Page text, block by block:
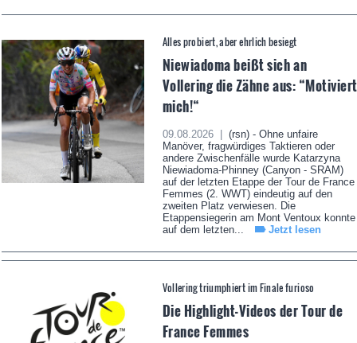
Alles probiert, aber ehrlich besiegt
Niewiadoma beißt sich an
Vollering die Zähne aus: “Motiviert
mich!“
09.08.2026 |
(rsn) - Ohne unfaire
Manöver, fragwürdiges Taktieren oder
andere Zwischenfälle wurde Katarzyna
Niewiadoma-Phinney (Canyon - SRAM)
auf der letzten Etappe der Tour de France
Femmes (2. WWT) eindeutig auf den
zweiten Platz verwiesen. Die
Etappensiegerin am Mont Ventoux konnte
auf dem letzten...
Jetzt lesen
Vollering triumphiert im Finale furioso
Die Highlight-Videos der Tour de
France Femmes